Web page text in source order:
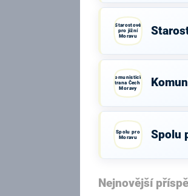
Starostové
pro jižní
Moravu
Komunistická
strana Čech a
Moravy
Spolu pro
Moravu
Spolu
Nejnovější